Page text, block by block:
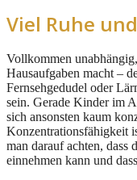
Viel Ruhe
Vollkommen
Hausaufgaben macht –
Fernsehgedudel oder
sein. Gerade Kinder im
sich ansonsten kaum
Konzentrationsfähigkeit
man darauf achten, dass
einnehmen kann und